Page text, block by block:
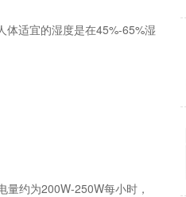
适宜的湿度是在45%-65%湿
约为200W-250W每小时，